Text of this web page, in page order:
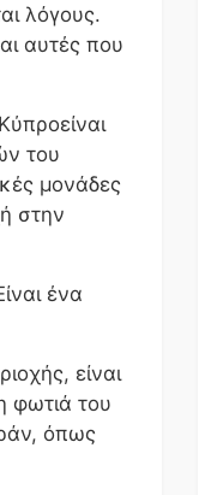
λόγους.
αυτές που
του
μονάδες
στην
ένα
είναι
φωτιά του
όπως